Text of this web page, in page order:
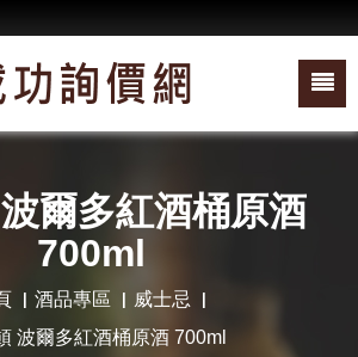
爾多紅酒桶原酒
700ml
酒品專區
威士忌
波爾多紅酒桶原酒 700ml